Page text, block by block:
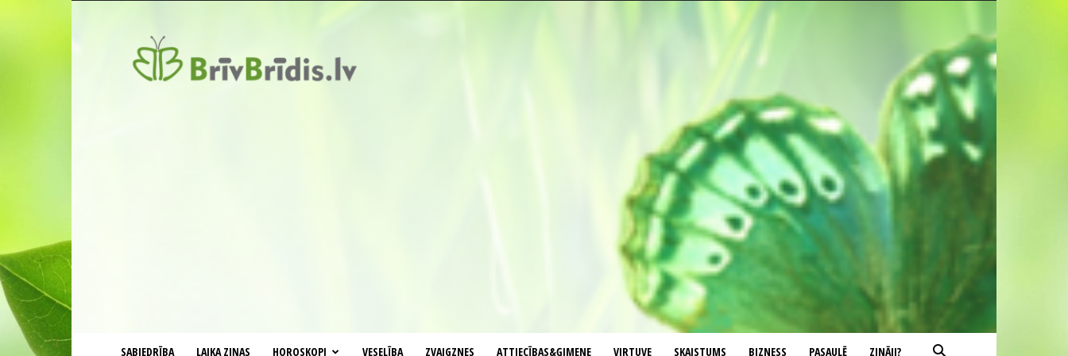
SABIEDRĪBA LAIKA ZIŅAS HOROSKOPI VESELĪBA ZVAIGZNES ATTIECĪBAS&ĢIMENE VIRTUVE SKAISTUMS BIZNESS PASAULĒ ZINĀJI?